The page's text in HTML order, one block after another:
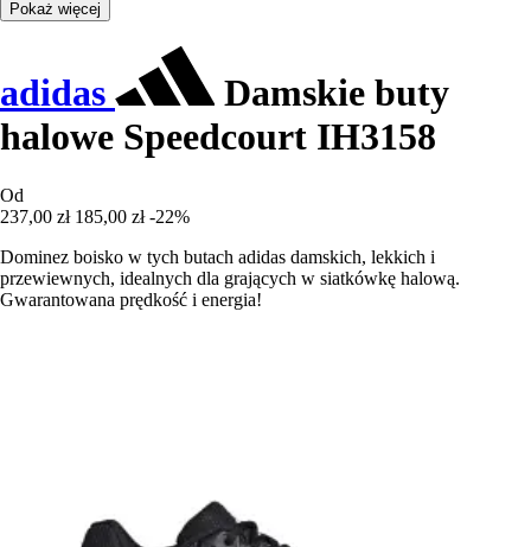
Pokaż więcej
adidas
Damskie buty
halowe Speedcourt IH3158
Od
237,00 zł 185,00 zł -22%
Dominez boisko w tych butach adidas damskich, lekkich i
przewiewnych, idealnych dla grających w siatkówkę halową.
Gwarantowana prędkość i energia!